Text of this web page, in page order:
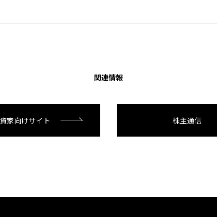
関連情報
家向けサイト 株主通信